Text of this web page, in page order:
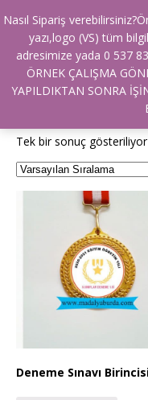
Ana Sayfa / Ürünler “yaz
etiketlendi
yaz okulu
madalya
Tek bir sonuç gösteriliyor
Deneme Sınavı
Nasıl Sipariş
yazı,logo (VS) tüm
adresimize yada 0 537
ÖRNEK ÇALIŞMA
YAPILDIKTAN SONRA